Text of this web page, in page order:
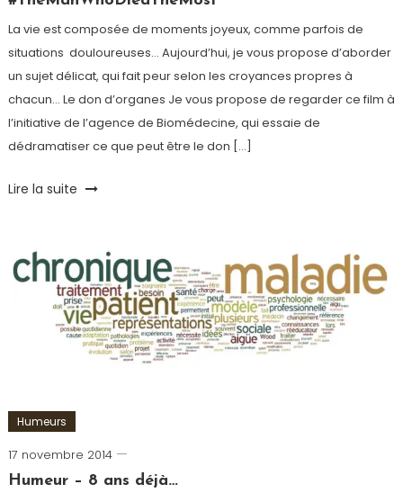
La vie est composée de moments joyeux, comme parfois de
situations douloureuses… Aujourd’hui, je vous propose d’aborder
un sujet délicat, qui fait peur selon les croyances propres à
chacun… Le don d’organes Je vous propose de regarder ce film à
l’initiative de l’agence de Biomédecine, qui essaie de
dédramatiser ce que peut être le don […]
Tagged
d'organes
Humeur,
Médecine,
Réflexion,
Solidarité
Lire la suite
Humeurs
17 novembre 2014
Romain-
Paris
Humeur – 8 ans déjà…